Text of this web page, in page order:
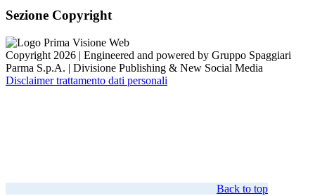
Sezione Copyright
Copyright 2026 | Engineered and powered by Gruppo Spaggiari
Parma S.p.A. | Divisione Publishing & New Social Media
Disclaimer trattamento dati personali
Back to top